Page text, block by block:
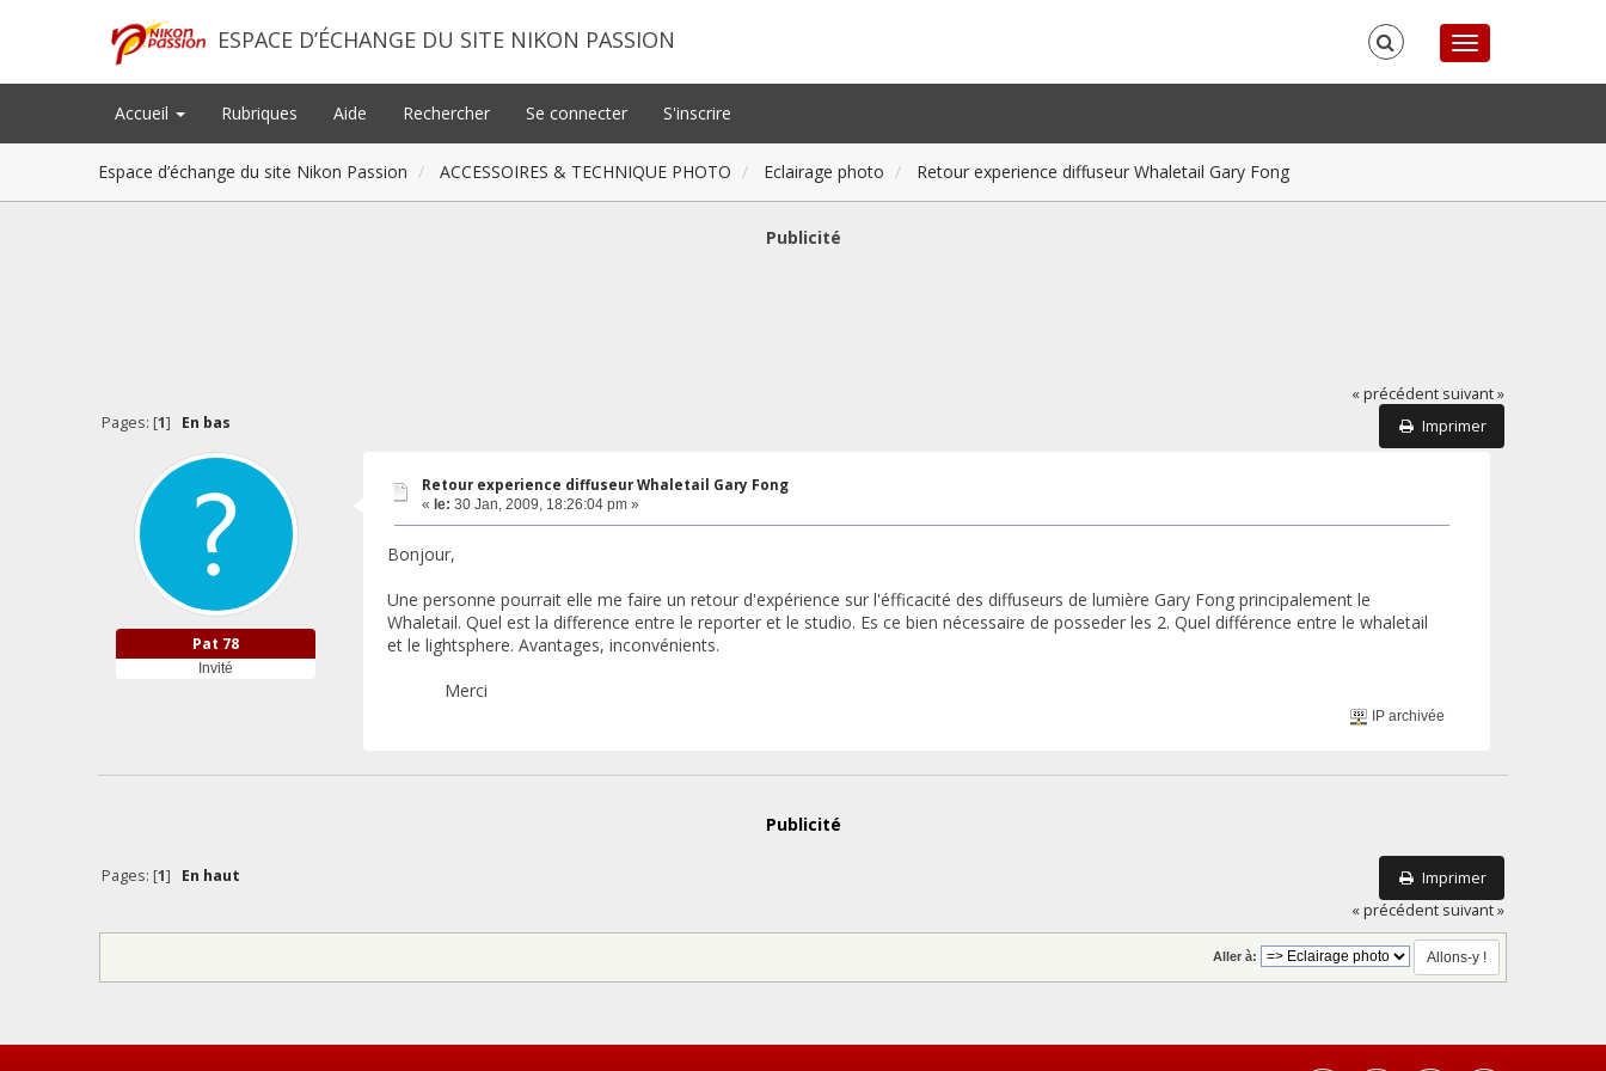
ESPACE D’ÉCHANGE DU SITE NIKON PASSION
Accueil Rubriques Aide Rechercher Se connecter S'inscrire
Espace d’échange du site Nikon Passion ACCESSOIRES & TECHNIQUE PHOTO Eclairage photo Retour experience diffuseur Whaletail Gary Fong
Publicité
« précédent suivant »
Imprimer
Pages: [1] En bas
Pat 78
Invité
Retour experience diffuseur Whaletail Gary Fong
« le: 30 Jan, 2009, 18:26:04 pm »
Bonjour,
Une personne pourrait elle me faire un retour d'expérience sur l'éfficacité des diffuseurs de lumière Gary Fong principalement le
Whaletail. Quel est la difference entre le reporter et le studio. Es ce bien nécessaire de posseder les 2. Quel différence entre le whaletail
et le lightsphere. Avantages, inconvénients.
Merci
IP archivée
Publicité
Imprimer
Pages: [1] En haut
« précédent suivant »
Aller à: